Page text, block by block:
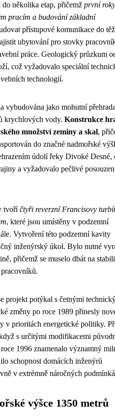
do několika etap, přičemž první
pracím a budování základní
přístupové komunikace do
ubytování pro stovky
práce. Geologický průzkum
což vyžadovalo speciální
technologií.
vybudována jako mohutní
krychlových vody. Konstrukce
množství zeminy a skal,
do značné nadmořské
údolí řeky Divoké Desné,
a vyžadovalo pečlivé
tvoří čtyři reverzní Francisovy
, které jsou umístěny v podzemní
Vytvoření této podzemní kavity
inženýrský úkol. Bylo nutné
přičemž se muselo dbát na
projekt potýkal s četnými
změny po roce 1989 přinesly
v prioritách energetické politiky.
s určitými modifikacemi
1996 znamenalo významný
schopnost domácích inženýrů
v extrémně náročných
výšce 1350 metrů